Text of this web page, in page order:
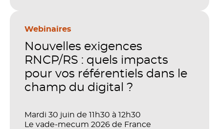
stratégique. Mais comment démontrer
investissements sur les compétences, la
productivité et la performance des
Webinaires
Nouvelles exigences
RNCP/RS : quels impacts
pour vos référentiels dans le
champ du digital ?
Mardi 30 juin de 11h30 à 12h30
Le vade-mecum 2026 de France